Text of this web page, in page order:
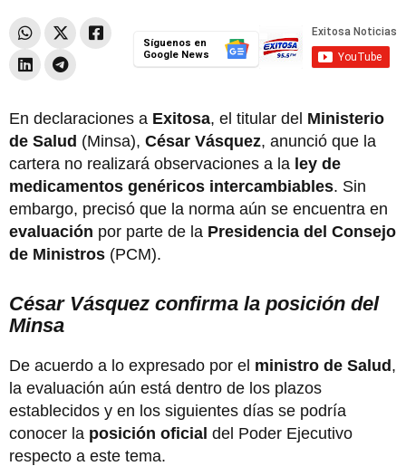
Síguenos en
Google News
En declaraciones a Exitosa, el titular del Ministerio
de Salud (Minsa), César Vásquez, anunció que la
cartera no realizará observaciones a la ley de
medicamentos genéricos intercambiables. Sin
embargo, precisó que la norma aún se encuentra en
evaluación por parte de la Presidencia del Consejo
de Ministros (PCM).
César Vásquez confirma la posición del
Minsa
De acuerdo a lo expresado por el ministro de Salud,
la evaluación aún está dentro de los plazos
establecidos y en los siguientes días se podría
conocer la posición oficial del Poder Ejecutivo
respecto a este tema.